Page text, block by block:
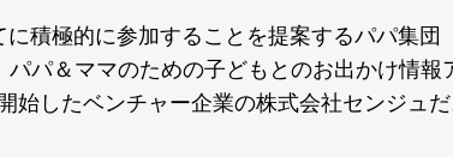
積極的に参加することを提案するパパ集団
パパ＆ママのための子どもとのお出かけ情報
始したベンチャー企業の株式会社センジュだ